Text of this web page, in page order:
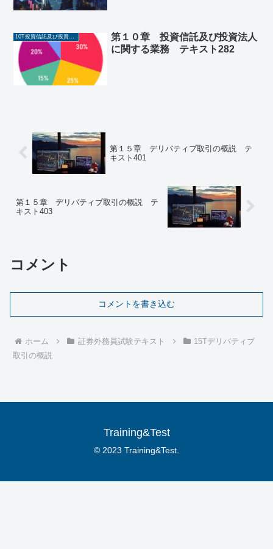
10T投資信託及び投資法人に関する業務
第１０章 投資信託及び投資法人
に関する業務 テキスト282
第１５章 デリバティブ取引の概説 テ
キスト401
第１５章 デリバティブ取引の概説 テ
キスト403
コメント
コメントを書き込む
ホーム 証券外務員試験テキスト
15Tデリバティブ
取引の概説
Training&Test
© 2023 Training&Test.